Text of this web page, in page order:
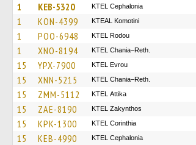
1 KEB-5320 KTEL Cephalonia
1 KON-4399 KTEAL Komotini
1 POO-6948 ΚΤΕL Rodou
1 XNO-8194 KTEL Chania–Reth.
15 YPX-7900 KTEL Evrou
15 XNN-5215 KTEL Chania–Reth.
15 ZMM-5112 KΤΕL Αttika
15 ZAE-8190 KTEL Zakynthos
15 KPK-1300 KTEL Corinthia
15 KEB-4990 KTEL Cephalonia